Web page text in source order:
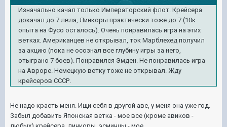
Изначально качал только Императорский флот. Крейсера
докачал до 7 лвла, Линкоры практически тоже до 7 (10к
опыта на Фусо осталось). Очень понравилась игра на этих
ветках. Американцев не открывал, ток Марблехед получил
за акцию (пока не осознал все глубину игры за него,
отыграно 7 боев). Понравился Эмден. Не понравилась игра
на Авроре. Немецкую ветку тоже не открывал. Жду
крейсеров СССР.
Не надо красть меня. Ищи себя в другой аве, у меня она уже год.
Забыл добавить Японская ветка - мое все (кроме авиков -